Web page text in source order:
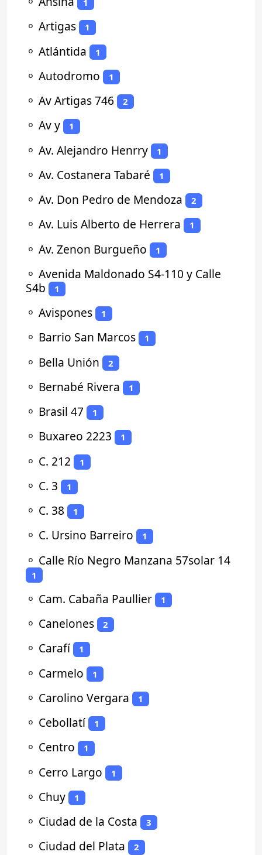
1
⚬ Artigas 1
⚬ Atlántida 1
⚬ Autodromo 1
⚬ Av Artigas 746 2
⚬ Av y 1
⚬ Av. Alejandro Henrry 1
⚬ Av. Costanera Tabaré 1
⚬ Av. Don Pedro de Mendoza 2
⚬ Av. Luis Alberto de Herrera 1
⚬ Av. Zenon Burgueño 1
⚬ Avenida Maldonado S4-110 y Calle
S4b
1
⚬ Avispones 1
⚬ Barrio San Marcos 1
⚬ Bella Unión 2
⚬ Bernabé Rivera 1
⚬ Brasil 47 1
⚬ Buxareo 2223 1
⚬ C. 212 1
⚬ C. 3 1
⚬ C. 38 1
⚬ C. Ursino Barreiro 1
⚬ Calle Río Negro Manzana 57solar 14
1
⚬ Cam. Cabaña Paullier 1
⚬ Canelones 2
⚬ Carafí 1
⚬ Carmelo 1
⚬ Carolino Vergara 1
⚬ Cebollatí 1
⚬ Centro 1
⚬ Cerro Largo 1
⚬ Chuy 1
⚬ Ciudad de la Costa 3
⚬ Ciudad del Plata 2